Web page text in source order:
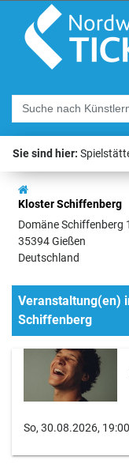
Sie sind hier:
Kloster Schiffenberg
Domäne Schiffenberg 1
35394 Gießen
Deutschland
Veranstaltung(en)
Schiffenberg
So, 30.08.2026,